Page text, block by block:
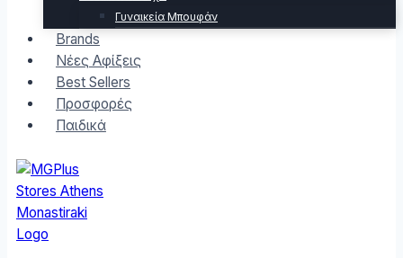
Γυναικεία Μπουφάν
Brands
Νέες Αφίξεις
Best Sellers
Προσφορές
Παιδικά